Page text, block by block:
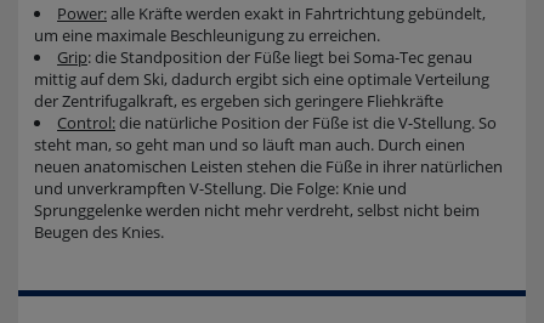
Power:alle Kräfte werden exakt in Fahrtrichtung gebündelt,
um eine maximale Beschleunigung zu erreichen.
Grip: die Standposition der Füße liegt bei Soma-Tec genau
mittig auf dem Ski, dadurch ergibt sich eine optimale Verteilung
der Zentrifugalkraft, es ergeben sich geringere Fliehkräfte
Control:die natürliche Position der Füße ist die V-Stellung. So
steht man, so geht man und so läuft man auch. Durch einen
neuen anatomischen Leisten stehen die Füße in ihrer natürlichen
und unverkrampften V-Stellung. Die Folge: Knie und
Sprunggelenke werden nicht mehr verdreht, selbst nicht beim
Beugen des Knies.